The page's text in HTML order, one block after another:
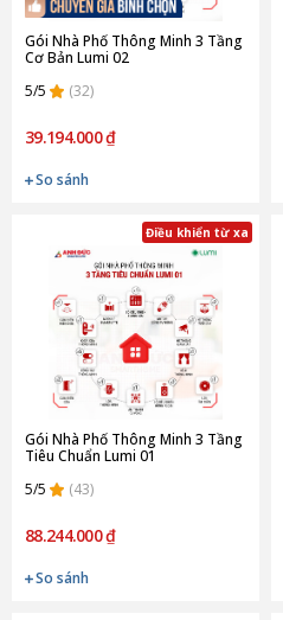
Gói Nhà Phố Thông Minh 3 Tầng
Cơ Bản Lumi 02
5/5
(32)
39.194.000 ₫
So sánh
Điều khiển từ xa
Gói Nhà Phố Thông Minh 3 Tầng
Tiêu Chuẩn Lumi 01
5/5
(43)
88.244.000 ₫
So sánh